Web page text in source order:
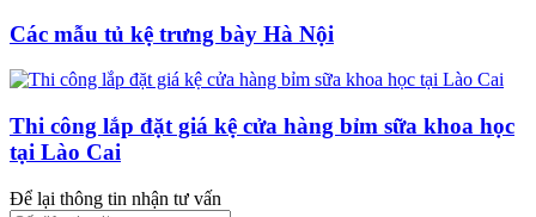
Các mẫu tủ kệ trưng bày Hà Nội
Thi công lắp đặt giá kệ cửa hàng bỉm sữa khoa học
tại Lào Cai
Để lại thông tin nhận tư vấn